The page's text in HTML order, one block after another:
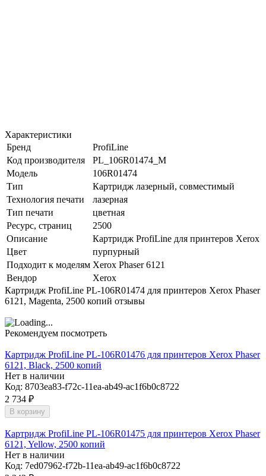
Характеристики
Бренд
ProfiLine
Код производителя
PL_106R01474_M
Модель
106R01474
Тип
Картридж лазерный, совместимый
Технология печати
лазерная
Тип печати
цветная
Ресурс, страниц
2500
Описание
Картридж ProfiLine для принтеров Xerox
Цвет
пурпурный
Подходит к моделям Xerox Phaser 6121
Вендор
Xerox
Картридж ProfiLine PL-106R01474 для принтеров Xerox Phaser
6121, Magenta, 2500 копий отзывы
Рекомендуем посмотреть
Картридж ProfiLine PL-106R01476 для принтеров Xerox Phaser
6121, Black, 2500 копий
Нет в наличии
Код: 8703ea83-f72c-11ea-ab49-ac1f6b0c8722
2 734 ₽
В корзину
Картридж ProfiLine PL-106R01475 для принтеров Xerox Phaser
6121, Yellow, 2500 копий
Нет в наличии
Код: 7ed07962-f72b-11ea-ab49-ac1f6b0c8722